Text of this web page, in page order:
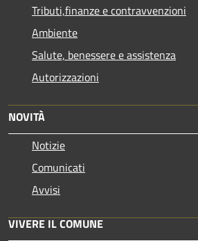
Tributi,finanze e contravvenzioni
Ambiente
Salute, benessere e assistenza
Autorizzazioni
NOVITÀ
Notizie
Comunicati
Avvisi
VIVERE IL COMUNE